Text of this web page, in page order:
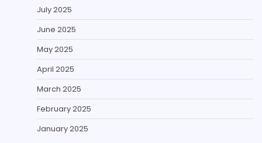
July 2025
June 2025
May 2025
April 2025
March 2025
February 2025
January 2025